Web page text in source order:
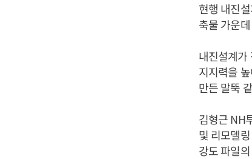
현행 내진
축물 가운
내진설계가
지지력을
만든 말뚝
김형근 NH
및 리모델
강도 파일